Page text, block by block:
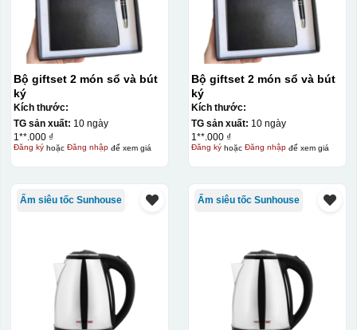
Bộ giftset 2 món sổ và bút
ký
Kích thước:
TG sản xuất: 10 ngày
1**.000 ₫
Đăng kýhoặc Đăng nhậpđể xem giá
Bộ giftset 2 món sổ và bút
ký
Kích thước:
TG sản xuất: 10 ngày
1**.000 ₫
Đăng kýhoặc Đăng nhậpđể xem giá
Ấm siêu tốc Sunhouse Ấm siêu tốc Sunhouse